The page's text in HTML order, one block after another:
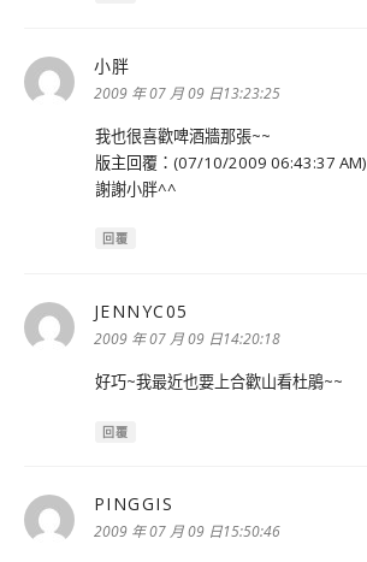
小胖
示:
2009 年 07 月 09 日13:23:25
我也很喜歡啤酒牆那張~~
版主回覆：(07/10/2009 06:43:37 AM)
謝謝小胖^^
回覆
JENNYC05
示:
2009 年 07 月 09 日14:20:18
好巧~我最近也要上合歡山看杜鵑~~
回覆
PINGGIS
示:
2009 年 07 月 09 日15:50:46